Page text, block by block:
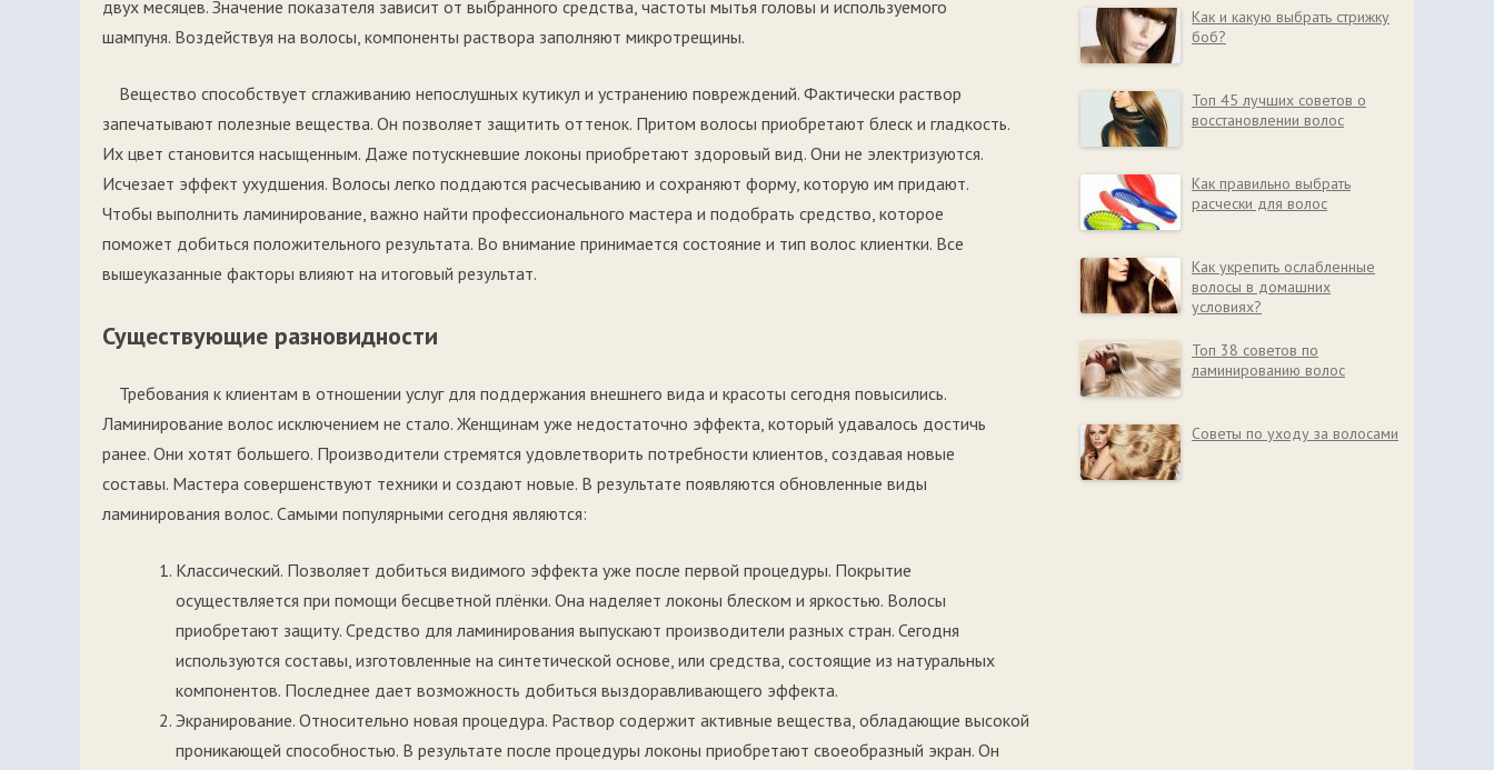
двух месяцев. Значение показателя зависит от выбранного средства, частоты мытья головы и используемого
шампуня. Воздействуя на волосы, компоненты раствора заполняют микротрещины.
Вещество способствует сглаживанию непослушных кутикул и устранению повреждений. Фактически раствор
запечатывают полезные вещества. Он позволяет защитить оттенок. Притом волосы приобретают блеск и гладкость.
Их цвет становится насыщенным. Даже потускневшие локоны приобретают здоровый вид. Они не электризуются.
Исчезает эффект ухудшения. Волосы легко поддаются расчесыванию и сохраняют форму, которую им придают.
Чтобы выполнить ламинирование, важно найти профессионального мастера и подобрать средство, которое
поможет добиться положительного результата. Во внимание принимается состояние и тип волос клиентки. Все
вышеуказанные факторы влияют на итоговый результат.
Существующие разновидности
Требования к клиентам в отношении услуг для поддержания внешнего вида и красоты сегодня повысились.
Ламинирование волос исключением не стало. Женщинам уже недостаточно эффекта, который удавалось достичь
ранее. Они хотят большего. Производители стремятся удовлетворить потребности клиентов, создавая новые
составы. Мастера совершенствуют техники и создают новые. В результате появляются обновленные виды
ламинирования волос. Самыми популярными сегодня являются:
Классический. Позволяет добиться видимого эффекта уже после первой процедуры. Покрытие
осуществляется при помощи бесцветной плёнки. Она наделяет локоны блеском и яркостью. Волосы
приобретают защиту. Средство для ламинирования выпускают производители разных стран. Сегодня
используются составы, изготовленные на синтетической основе, или средства, состоящие из натуральных
компонентов. Последнее дает возможность добиться выздоравливающего эффекта.
Экранирование. Относительно новая процедура. Раствор содержит активные вещества, обладающие высокой
проникающей способностью. В результате после процедуры локоны приобретают своеобразный экран. Он
Как и какую выбрать стрижку
боб?
Топ 45 лучших советов о
восстановлении волос
Как правильно выбрать
расчески для волос
Как укрепить ослабленные
волосы в домашних
условиях?
Топ 38 советов по
ламинированию волос
Советы по уходу за волосами